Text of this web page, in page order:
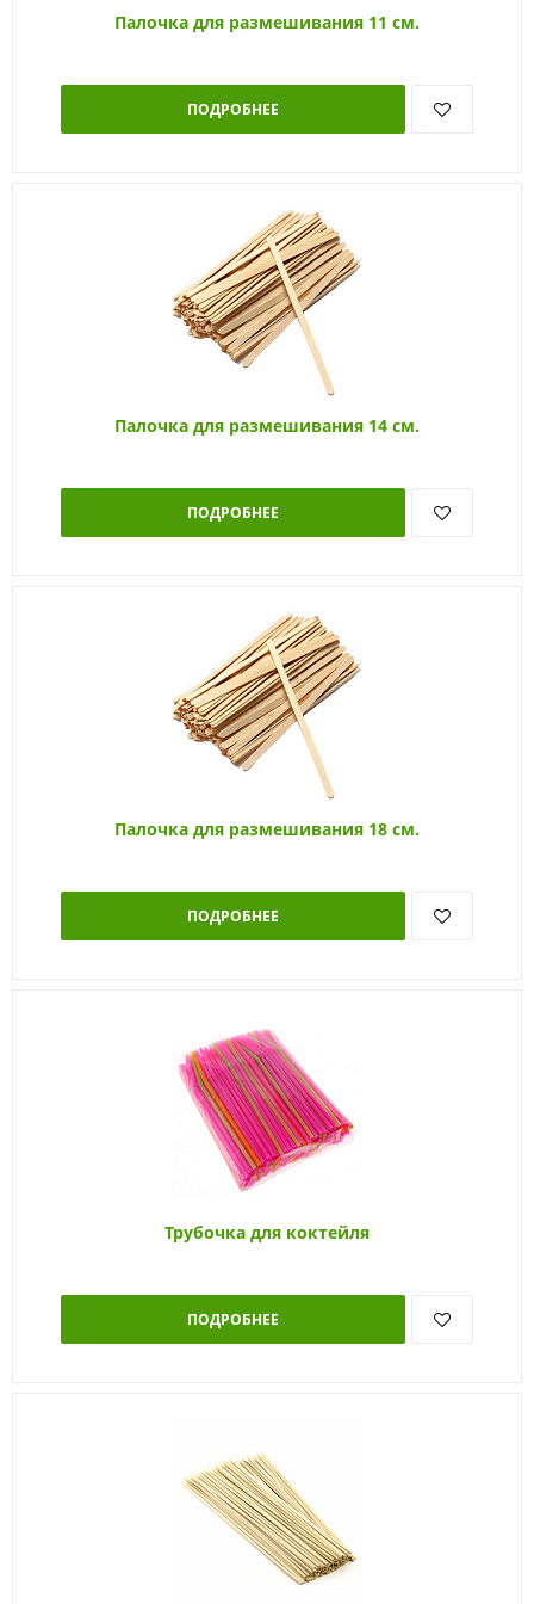
Палочка для размешивания 11 см.
ПОДРОБНЕЕ
Палочка для размешивания 14 см.
ПОДРОБНЕЕ
Палочка для размешивания 18 см.
ПОДРОБНЕЕ
Трубочка для коктейля
ПОДРОБНЕЕ